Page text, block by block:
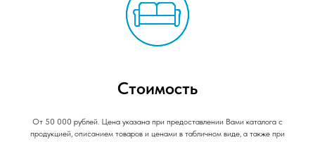
Стоимость
От 50 000 рублей. Цена указана при предоставлении Вами каталога с
продукцией, описанием товаров и ценами в табличном виде, а также при